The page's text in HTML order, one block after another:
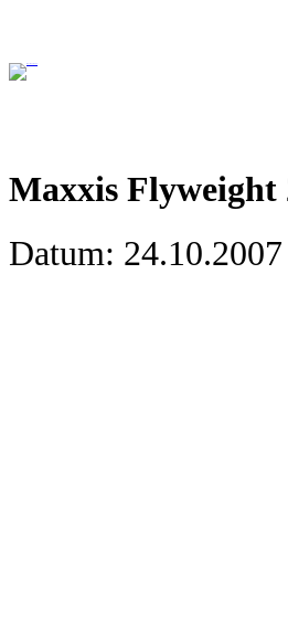
Maxxis Flyweight
Datum: 24.10.2007